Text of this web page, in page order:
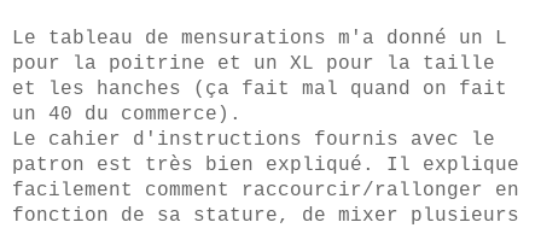
Le tableau de mensurations m'a donné un L
pour la poitrine et un XL pour la taille
et les hanches (ça fait mal quand on fait
un 40 du commerce).
Le cahier d'instructions fournis avec le
patron est très bien expliqué. Il explique
facilement comment raccourcir/rallonger en
fonction de sa stature, de mixer plusieurs